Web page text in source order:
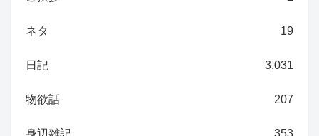
ネタ 19
日記 3,031
物欲話 207
身辺雑記 353